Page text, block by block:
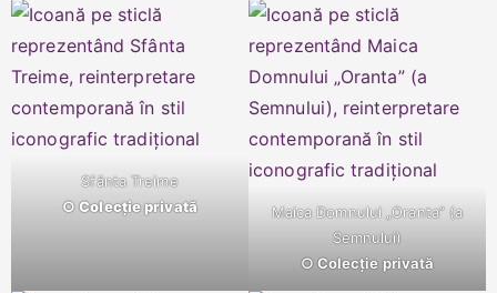
Sfânta Treime
○ Colecție privată
Maica Domnului „Oranta” (a
Semnului)
○ Colecție privată